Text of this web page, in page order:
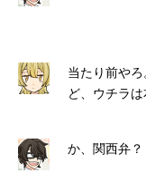
当たり前や
ど、ウチラは
か、関西弁？